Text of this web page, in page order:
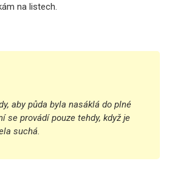
na listech.
aby půda byla nasáklá do plné
se provádí pouze tehdy, když je
suchá.